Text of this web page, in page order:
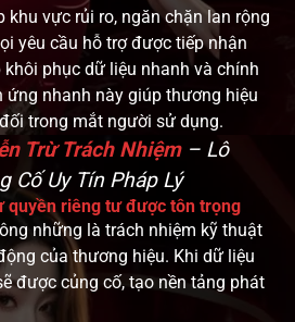
khu vực rủi ro, ngăn chặn lan rộng
yêu cầu hỗ trợ được tiếp nhận
phục dữ liệu nhanh và chính
ứng nhanh này giúp thương hiệu
trong mắt người sử dụng.
Trừ Trách Nhiệm – Lô
Cố Uy Tín Pháp Lý
quyền riêng tư được tôn trọng
những là trách nhiệm kỹ thuật
của thương hiệu. Khi dữ liệu
được củng cố, tạo nền tảng phát